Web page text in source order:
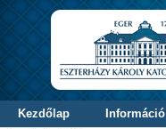
Kezdőlap Információ